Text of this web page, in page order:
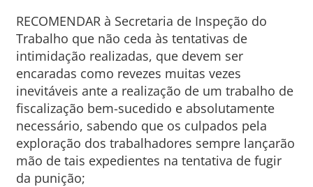
RECOMENDAR à Secretaria de Inspeção do
Trabalho que não ceda às tentativas de
intimidação realizadas, que devem ser
encaradas como revezes muitas vezes
inevitáveis ante a realização de um trabalho de
fiscalização bem-sucedido e absolutamente
necessário, sabendo que os culpados pela
exploração dos trabalhadores sempre lançarão
mão de tais expedientes na tentativa de fugir
da punição;